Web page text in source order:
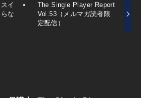
イ
な
The Single Player Report
Vol.53（メルマガ読者限
定配信）